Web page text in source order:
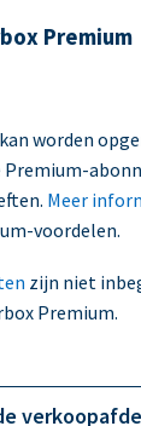
Premium
worden
Meer
voordelen.
zijn niet
Premium.